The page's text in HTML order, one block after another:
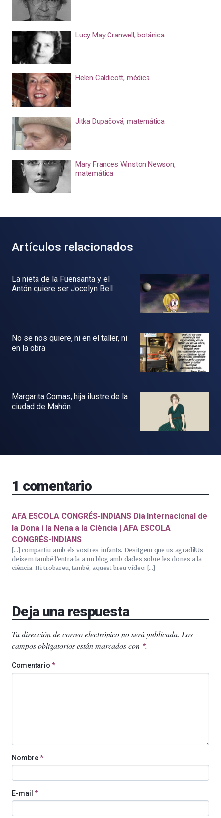
Lucy May Cranwell, botánica
Helen Caldicott, médica
Jitka Dupačová, matemática
Mary Frances Winston Newson,
matemática
Artículos relacionados
La nieta de la Fuensanta y el
Antón quiere ser Jocelyn Bell
No se nos quiere, ni en el taller, ni
en la obra
Margarita Comas, hija ilustre de la
ciudad de Mahón
1 comentario
AFA ESCOLA CONGRÉS-INDIANS Dia Internacional de
la Dona i la Nena a la Ciència | AFA ESCOLA
CONGRÉS-INDIANS
[…] compartiu amb els vostres infants. Desitgem que us agradi!Us
deixem també l’entrada a un blog amb dades sobre les dones a la
ciència. Hi trobareu, també, aquest breu vídeo: […]
Deja una respuesta
Tu dirección de correo electrónico no será publicada. Los
campos obligatorios están marcados con *.
Comentario *
Nombre*
E-mail *